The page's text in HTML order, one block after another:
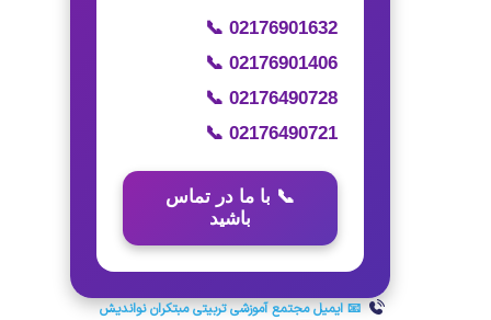
📞 02176901632
📞 02176901406
📞 02176490728
📞 02176490721
📞 با ما در تماس
باشید
📧 ایمیل مجتمع آموزشی تربیتی مبتکران نواندیش